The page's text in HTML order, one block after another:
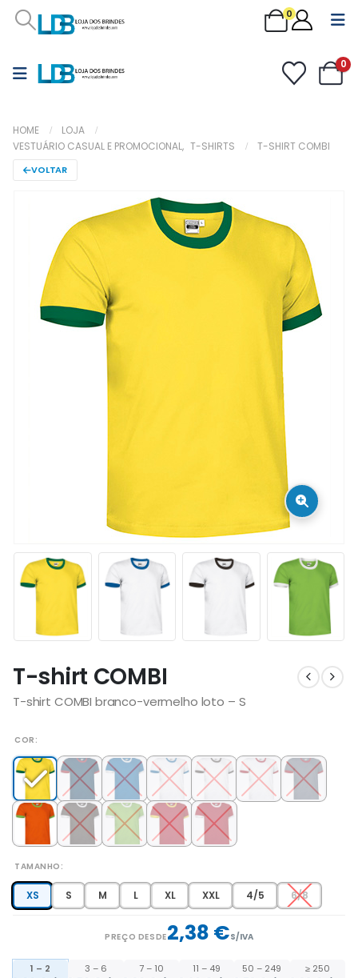
0
0
HOME
LOJA
VESTUÁRIO CASUAL E PROMOCIONAL, T-SHIRTS T-SHIRT COMBI
VOLTAR
T-shirt COMBI
T-shirt COMBI branco-vermelho loto – S
COR
TAMANHO
XS S M L XL XXL 4/5 6/8
PREÇO DESDE2,38 €S/IVA
1 – 2 3 – 6 7 – 10 11 – 49 50 – 249 ≥ 250